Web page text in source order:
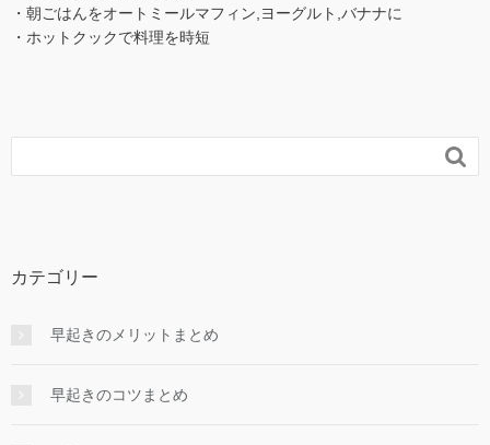
・朝ごはんをオートミールマフィン,ヨーグルト,バナナに
・ホットクックで料理を時短

カテゴリー
早起きのメリットまとめ
早起きのコツまとめ